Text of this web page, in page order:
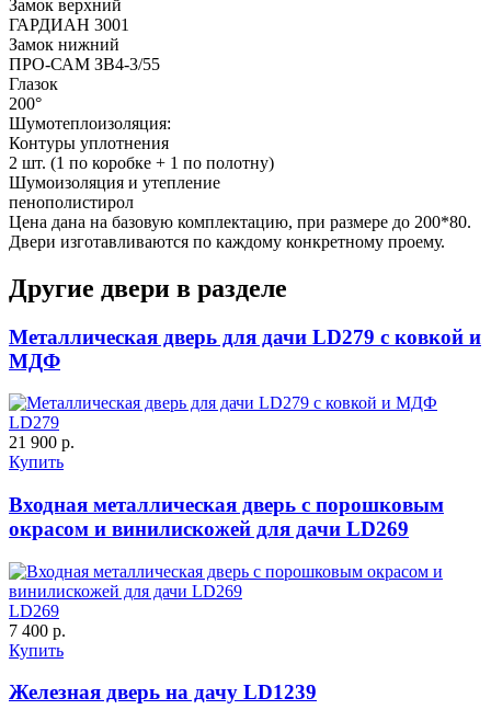
Рисунок 13
Замок верхний
ГАРДИАН 3001
Замок нижний
ПРО-САМ ЗВ4-3/55
Глазок
200°
Шумотеплоизоляция:
Контуры уплотнения
2 шт. (1 по коробке + 1 по полотну)
Шумоизоляция и утепление
пенополистирол
Цена дана на базовую комплектацию, при размере до 200*80.
Двери изготавливаются по каждому конкретному проему.
Другие двери в разделе
Металлическая дверь для дачи LD279 с ковкой и
МДФ
LD279
21 900 р.
Купить
Входная металлическая дверь с порошковым
окрасом и винилискожей для дачи LD269
LD269
7 400 р.
Купить
Железная дверь на дачу LD1239